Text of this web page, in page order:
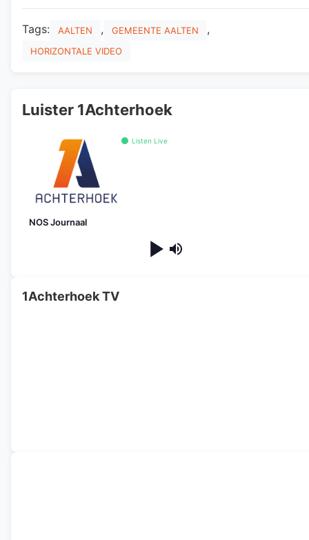
Tags: AALTEN , GEMEENTE AALTEN ,
HORIZONTALE VIDEO
Luister 1Achterhoek
Listen Live
NOS Journaal
1Achterhoek TV